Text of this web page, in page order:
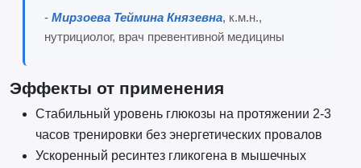
- Мирзоева Теймина Князевна, к.м.н.,
нутрициолог, врач превентивной медицины
Эффекты от применения
Стабильный уровень глюкозы на протяжении 2-3
часов тренировки без энергетических провалов
Ускоренный ресинтез гликогена в мышечных